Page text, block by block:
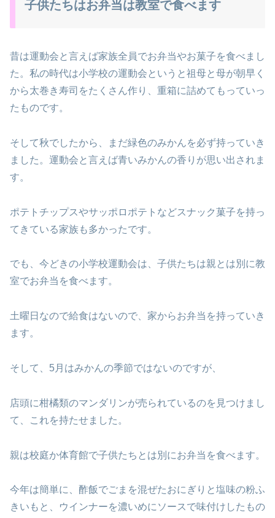
子供たちはお弁当は教室で食べます
昔は運動会と言えば家族全員でお弁当やお菓子を食べまし
た。私の時代は小学校の運動会というと祖母と母が朝早く
から太巻き寿司をたくさん作り、重箱に詰めてもっていっ
たものです。
そして秋でしたから、まだ緑色のみかんを必ず持っていき
ました。運動会と言えば青いみかんの香りが思い出されま
す。
ポテトチップスやサッポロポテトなどスナック菓子を持っ
てきている家族も多かったです。
でも、今どきの小学校運動会は、子供たちは親とは別に教
室でお弁当を食べます。
土曜日なので給食はないので、家からお弁当を持っていき
ます。
そして、5月はみかんの季節ではないのですが、
店頭に柑橘類のマンダリンが売られているのを見つけまし
て、これを持たせました。
親は校庭か体育館で子供たちとは別にお弁当を食べます。
今年は簡単に、酢飯でごまを混ぜたおにぎりと塩味の粉ふ
きいもと、ウインナーを濃いめにソースで味付けしたもの